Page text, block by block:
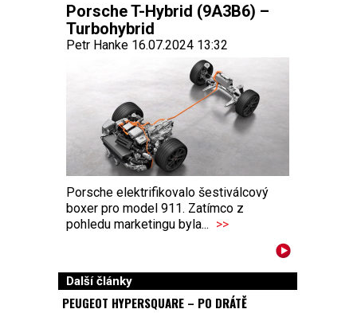
Porsche T-Hybrid (9A3B6) –
Turbohybrid
Petr Hanke 16.07.2024 13:32
Porsche elektrifikovalo šestiválcový
boxer pro model 911. Zatímco z
pohledu marketingu byla... >>
Další články
PEUGEOT HYPERSQUARE – PO DRÁTĚ